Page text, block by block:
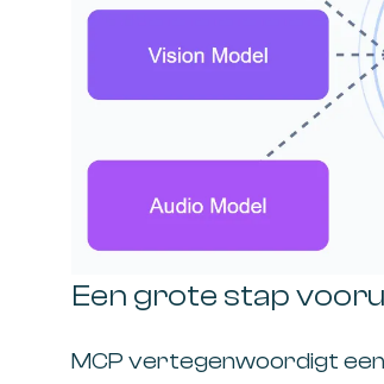
Een grote stap
MCP vertegenwoordigt